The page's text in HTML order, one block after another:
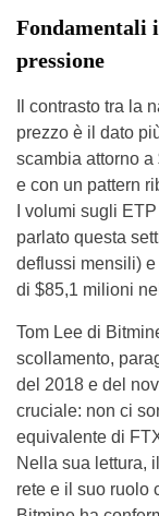
Fondamentali
pressione
Il contrasto tra la
prezzo è il dato
scambia attorno
e con un pattern
I volumi sugli
parlato questa
deflussi mensili)
di $85,1 milioni
Tom Lee di
scollamento,
del 2018 e del
cruciale: non ci
equivalente di
Nella sua lettura,
rete e il suo ruolo